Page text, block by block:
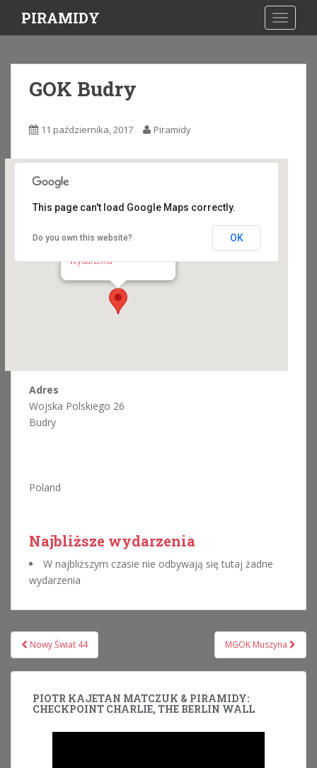
i
PIRAMIDY
GOK Budry
11 października, 2017 Piramidy
GOK Budry
Wydarzenia
This page can't load Google Maps correctly.
Do you own this website? OK
Adres
Wojska Polskiego 26
Budry
Poland
Najbliższe wydarzenia
W najbliższym czasie nie odbywają się tutaj żadne
wydarzenia
Nawigacja
wpisu
Nowy Świat 44 MGOK Muszyna
PIOTR KAJETAN MATCZUK & PIRAMIDY:
CHECKPOINT CHARLIE, THE BERLIN WALL